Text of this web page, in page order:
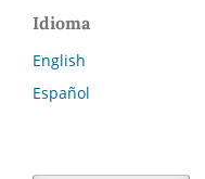
Idioma
English
Español